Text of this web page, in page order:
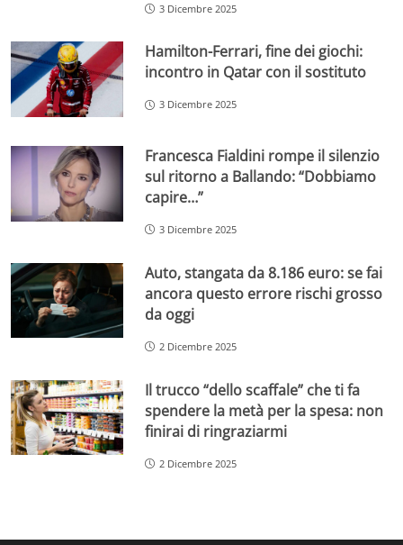
3 Dicembre 2025
Hamilton-Ferrari, fine dei giochi:
incontro in Qatar con il sostituto
3 Dicembre 2025
Francesca Fialdini rompe il silenzio
sul ritorno a Ballando: “Dobbiamo
capire…”
3 Dicembre 2025
Auto, stangata da 8.186 euro: se fai
ancora questo errore rischi grosso
da oggi
2 Dicembre 2025
Il trucco “dello scaffale” che ti fa
spendere la metà per la spesa: non
finirai di ringraziarmi
2 Dicembre 2025